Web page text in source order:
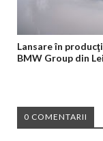
Lansare în
BMW Group din
0 COMENTARII